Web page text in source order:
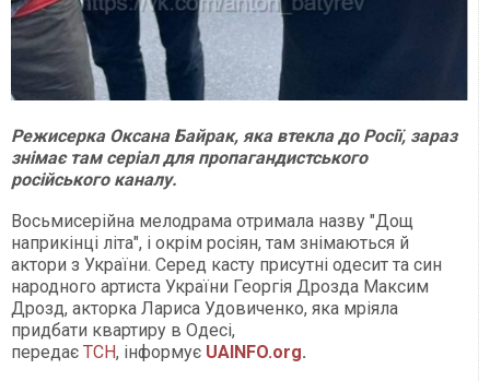
Режисерка Оксана Байрак, яка втекла до Росії, зараз
знімає там серіал для пропагандистського
російського каналу.
Восьмисерійна мелодрама отримала назву "Дощ
наприкінці літа", і окрім росіян, там знімаються й
актори з України. Серед касту присутні одесит та син
народного артиста України Георгія Дрозда Максим
Дрозд, акторка Лариса Удовиченко, яка мріяла
придбати квартиру в Одесі,
передає ТСН, інформує UAINFO.org.